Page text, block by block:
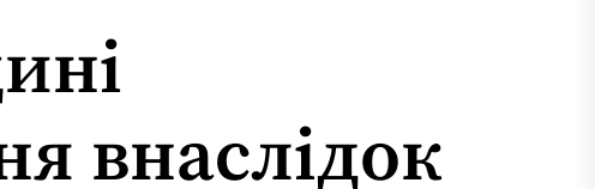
внаслідок